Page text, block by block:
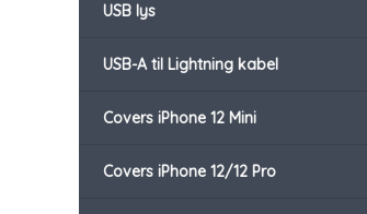
USB lys
USB-A til Lightning kabel
Covers iPhone 12 Mini
Covers iPhone 12/12 Pro